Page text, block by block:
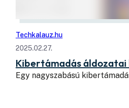
Techkalauz.hu
2025.02.27.
Kibertámadás
Egy nagyszabású